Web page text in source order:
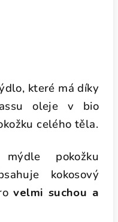
které má díky
oleje v bio
celého těla.
pokožku
kokosový
velmi suchou a